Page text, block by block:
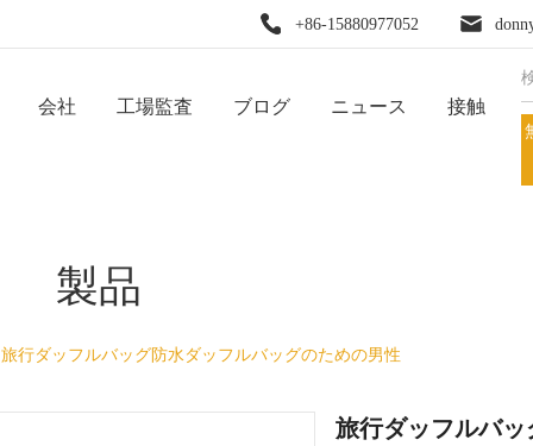
+86-15880977052
会社 工場監査 ブログ ニュース 接触
製品
旅行ダッフルバッグ防水ダッフルバッグのための男性
旅行ダッフルバ